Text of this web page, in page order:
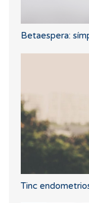
Betaespera:
Tinc